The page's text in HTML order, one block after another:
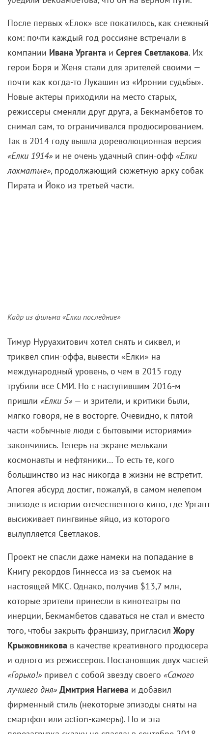
новеллы снимались разными режиссерами, но это
не бросалось в глаза, потому что ни один из них
(как и все будущие постановщики франшизы) не
отошел от выбранной единожды стилистики.
Позиционировалась лента как набор сюжетов о
простых людях, которые могут произойти в жизни
каждого жителя нашей страны. Сборы $22 млн
убедили Бекбамбетова, что он на верном пути.
После первых «Елок» все покатилось, как снежный
ком: почти каждый год россияне встречали в
компанииИвана Ургантаи
Пирата и Йоко из третьей части.
Кадр из фильма «Елки последние»
Тимур Нуруахитович хотел снять и сиквел, и
триквел спин-оффа, вывести «Елки» на
трубили все СМИ. Но с наступившим 2016-м
«Елки 5»
части «обычные люди с бытовыми историями»
закончились. Теперь на экране мелькали
космонавты и нефтяники… То есть те, кого
большинство из нас никогда в жизни не встретит.
Апогея абсурд достиг, пожалуй, в самом нелепом
эпизоде в истории отечественного кино, где Ургант
высиживает пингвинье яйцо, из которого
вылупляется Светлаков.
Проект не спасли даже намеки на попадание в
Книгу рекордов Гиннесса из-за съемок на
настоящей МКС. Однако, получив $13,7 млн,
которые зрители принесли в кинотеатры по